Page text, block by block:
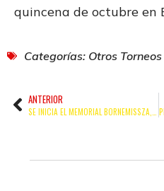
quincena de octubre en
Categorías: Otros Torneos
ANTERIOR